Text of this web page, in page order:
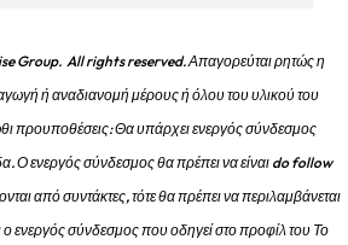
Group. All rights reserved. Απαγορεύται ρητώς η
ή αναδιανομή μέρους ή όλου του υλικού του
προυποθέσεις: Θα υπάρχει ενεργός σύνδεσμος
Ο ενεργός σύνδεσμος θα πρέπει να είναι do follow
από συντάκτες, τότε θα πρέπει να περιλαμβάνεται
ο ενεργός σύνδεσμος που οδηγεί στο προφίλ του Το